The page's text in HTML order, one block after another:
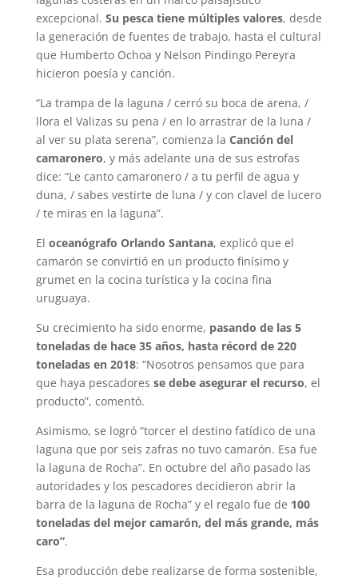
excepcional. Su pesca tiene múltiples valores, desde
la generación de fuentes de trabajo, hasta el cultural
que Humberto Ochoa y Nelson Pindingo Pereyra
hicieron poesía y canción.
“La trampa de la laguna / cerró su boca de arena, /
llora el Valizas su pena / en lo arrastrar de la luna /
al ver su plata serena”, comienza la Canción del
camaronero, y más adelante una de sus estrofas
dice: “Le canto camaronero / a tu perfil de agua y
duna, / sabes vestirte de luna / y con clavel de lucero
/ te miras en la laguna”.
El oceanógrafo Orlando Santana, explicó que el
camarón se convirtió en un producto finísimo y
grumet en la cocina turística y la cocina fina
uruguaya.
Su crecimiento ha sido enorme, pasando de las 5
toneladas de hace 35 años, hasta récord de 220
toneladas en 2018: “Nosotros pensamos que para
que haya pescadores se debe asegurar el recurso, el
producto”, comentó.
Asimismo, se logró “torcer el destino fatídico de una
laguna que por seis zafras no tuvo camarón. Esa fue
la laguna de Rocha”. En octubre del año pasado las
autoridades y los pescadores decidieron abrir la
barra de la laguna de Rocha” y el regalo fue de 100
toneladas del mejor camarón, del más grande, más
caro”.
Esa producción debe realizarse de forma sostenible,